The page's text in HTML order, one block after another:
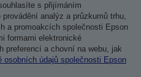
s přijímáním
analýz a průzkumů trhu,
a promoakcích společnosti Epson
formami elektronické
preferencí a chovní na webu, jak
osobních údajů společnosti Epson